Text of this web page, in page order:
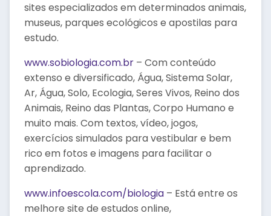
sites especializados em determinados animais,
museus, parques ecológicos e apostilas para
estudo.
www.sobiologia.com.br – Com conteúdo
extenso e diversificado, Água, Sistema Solar,
Ar, Água, Solo, Ecologia, Seres Vivos, Reino dos
Animais, Reino das Plantas, Corpo Humano e
muito mais. Com textos, vídeo, jogos,
exercícios simulados para vestibular e bem
rico em fotos e imagens para facilitar o
aprendizado.
www.infoescola.com/biologia – Está entre os
melhore site de estudos online,